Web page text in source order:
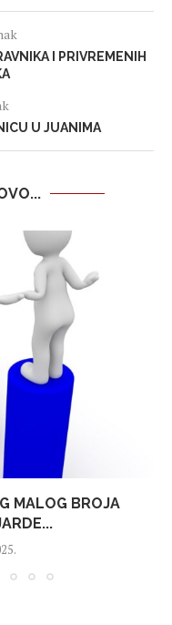
I PRIVREMENIH
U JUANIMA
MALOG BROJA